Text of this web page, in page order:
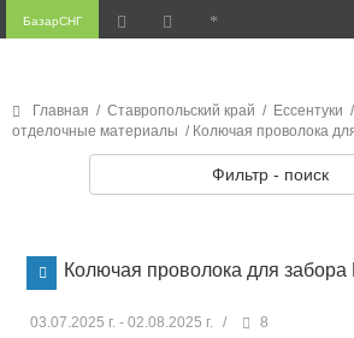
БазарСНГ
Главная / Ставропольский край / Ессентуки /
отделочные материалы / Колючая проволока
Фильтр - поиск
Колючая проволока для забора
03.07.2025 г. - 02.08.2025 г. / 8